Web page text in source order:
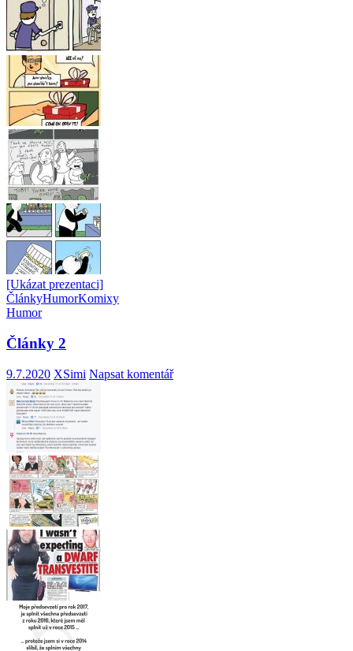
[Ukázat prezentaci]
ČlánkyHumorKomixy
Humor
Články 2
9.7.2020 XSimi Napsat komentář